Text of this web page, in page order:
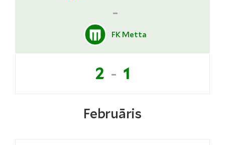
-
FK Metta
2 - 1
Februāris